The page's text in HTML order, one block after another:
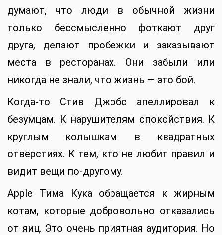
думают, что люди в обычной жизни
только бессмысленно фоткают друг
друга, делают пробежки и заказывают
места в ресторанах. Они забыли или
никогда не знали, что жизнь — это бой.
Когда-то Стив Джобс апеллировал к
безумцам. К нарушителям спокойствия. К
круглым колышкам в квадратных
отверстиях. К тем, кто не любит правил и
видит вещи по-другому.
Apple Тима Кука обращается к жирным
котам, которые добровольно отказались
от яиц. Это очень приятная аудитория. Но